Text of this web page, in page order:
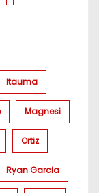
Itauma
Magnesi
Ortiz
Ryan Garcia